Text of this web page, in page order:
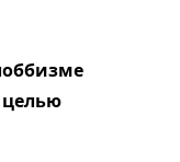
целью